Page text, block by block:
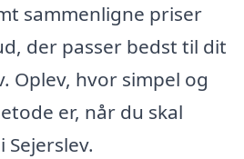
sammenligne priser
der passer bedst til dit
Oplev, hvor simpel og
er, når du skal